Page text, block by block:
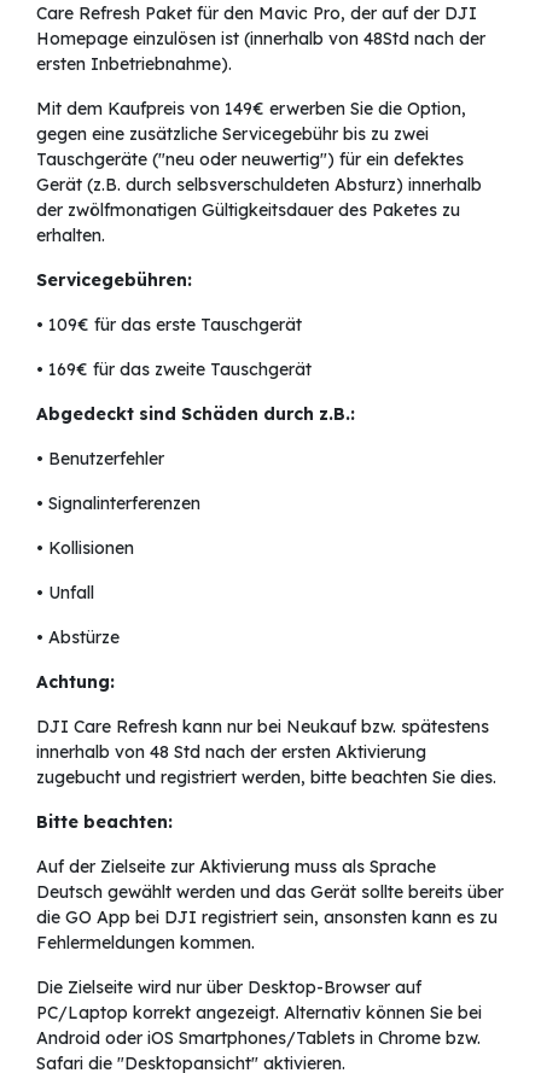
Care Refresh Paket für den Mavic Pro, der auf der DJI
Homepage einzulösen ist (innerhalb von 48Std nach der
ersten Inbetriebnahme).
Mit dem Kaufpreis von 149€ erwerben Sie die Option,
gegen eine zusätzliche Servicegebühr bis zu zwei
Tauschgeräte ("neu oder neuwertig") für ein defektes
Gerät (z.B. durch selbsverschuldeten Absturz) innerhalb
der zwölfmonatigen Gültigkeitsdauer des Paketes zu
erhalten.
Servicegebühren:
• 109€ für das erste Tauschgerät
• 169€ für das zweite Tauschgerät
Abgedeckt sind Schäden durch z.B.:
• Benutzerfehler
• Signalinterferenzen
• Kollisionen
• Unfall
• Abstürze
Achtung:
DJI Care Refresh kann nur bei Neukauf bzw. spätestens
innerhalb von 48 Std nach der ersten Aktivierung
zugebucht und registriert werden, bitte beachten Sie dies.
Bitte beachten:
Auf der Zielseite zur Aktivierung muss als Sprache
Deutsch gewählt werden und das Gerät sollte bereits über
die GO App bei DJI registriert sein, ansonsten kann es zu
Fehlermeldungen kommen.
Die Zielseite wird nur über Desktop-Browser auf
PC/Laptop korrekt angezeigt. Alternativ können Sie bei
Android oder iOS Smartphones/Tablets in Chrome bzw.
Safari die "Desktopansicht" aktivieren.